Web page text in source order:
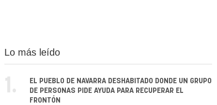
Lo más leído
1.
EL PUEBLO DE NAVARRA DESHABITADO DONDE UN GRUPO
DE PERSONAS PIDE AYUDA PARA RECUPERAR EL
FRONTÓN